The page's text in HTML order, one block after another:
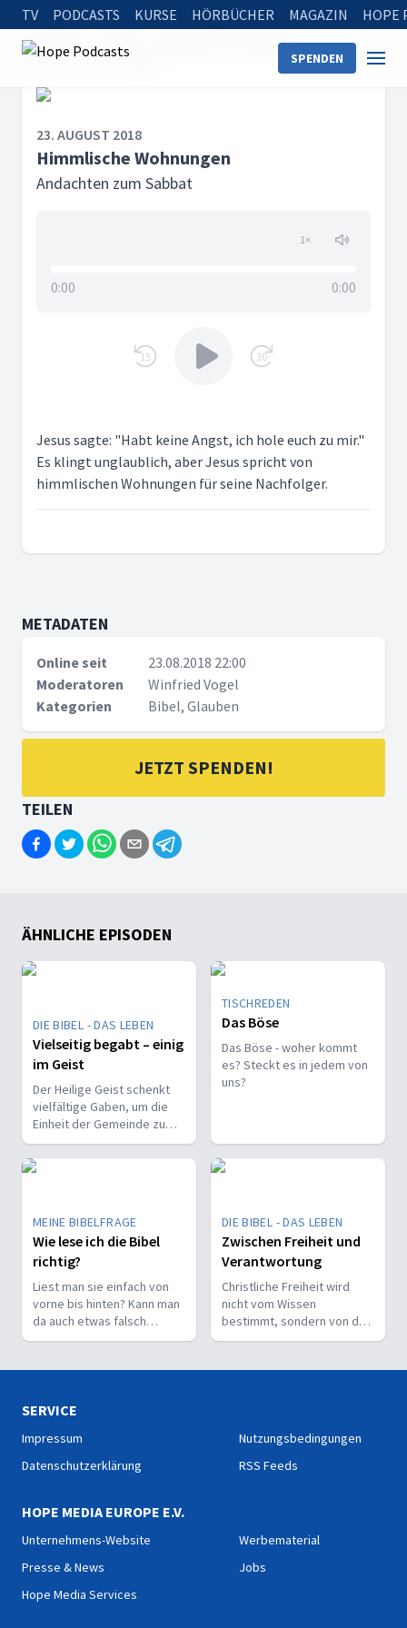
TV PODCASTS KURSE HÖRBÜCHER MAGAZIN HOPE
SPENDEN
Startseite
Andachten zum Sabbat
Himmlische Wohnungen
23. AUGUST 2018
Himmlische Wohnungen
Andachten zum Sabbat
1×
0:00 0:00
15 30
Jesus sagte: "Habt keine Angst, ich hole euch zu mir."
Es klingt unglaublich, aber Jesus spricht von
himmlischen Wohnungen für seine Nachfolger.
METADATEN
Online seit
23.08.2018 22:00
Moderatoren
Winfried Vogel
Kategorien
Bibel, Glauben
JETZT SPENDEN!
TEILEN
ÄHNLICHE EPISODEN
DIE BIBEL - DAS LEBEN
Vielseitig begabt – einig
im Geist
Der Heilige Geist schenkt
vielfältige Gaben, um die
Einheit der Gemeinde zu
stärken und sie zu
befähigen, Christus vor den
Menschen zu bekennen.
TISCHREDEN
Das Böse
Das Böse - woher kommt
es? Steckt es in jedem von
uns?
MEINE BIBELFRAGE
Wie lese ich die Bibel
richtig?
Liest man sie einfach von
vorne bis hinten? Kann man
da auch etwas falsch
machen? Wie interpretiert
DIE BIBEL - DAS LEBEN
Zwischen Freiheit und
Verantwortung
Christliche Freiheit wird
nicht vom Wissen
bestimmt, sondern von der
Beziehung zum Nächsten –
SERVICE
Impressum
Datenschutzerklärung
Nutzungsbedingungen
RSS Feeds
HOPE MEDIA EUROPE E.V.
Unternehmens-Website
Presse & News
Hope Media Services
Werbematerial
Jobs